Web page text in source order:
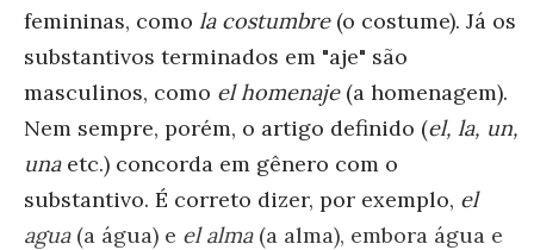
femininas, como la costumbre (o costume). Já os
substantivos terminados em "aje" são
masculinos, como el homenaje (a homenagem).
Nem sempre, porém, o artigo definido (el, la, un,
unaetc.) concorda em gênero com o
substantivo. É correto dizer, por exemplo, el
agua (a água) e el alma (a alma), embora água e